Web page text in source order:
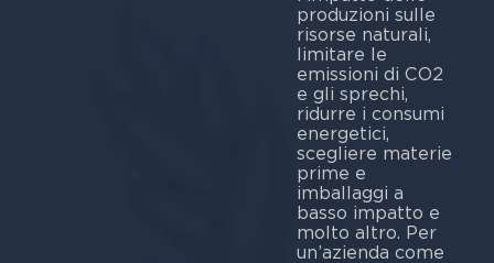
produzioni sulle
risorse naturali,
limitare le
emissioni di CO2
e gli sprechi,
ridurre i consumi
energetici,
scegliere materie
prime e
imballaggi a
basso impatto e
molto altro. Per
un’azienda come